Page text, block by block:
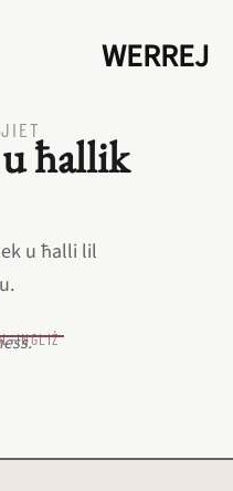
WERREJ
u ħallik
u ħalli lil